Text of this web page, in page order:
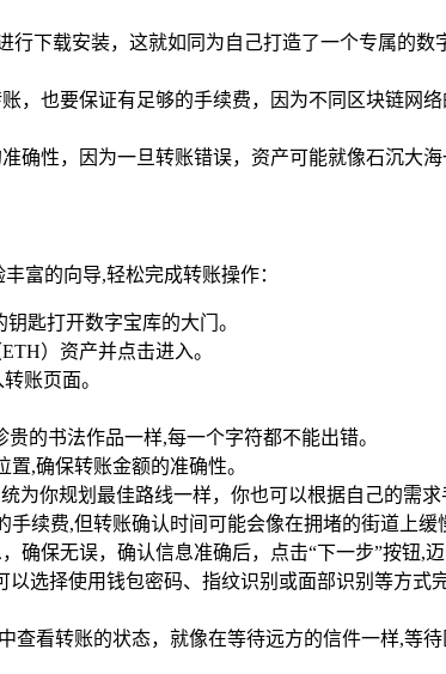
行下载安装，这就如同为自己打造了一个专属的数
，也要保证有足够的手续费，因为不同区块链网
性，因为一旦转账错误，资产可能就像石沉大海
富的向导,轻松完成转账操作：
匙打开数字宝库的大门。
）资产并点击进入。
账页面。
的书法作品一样,每一个字符都不能出错。
,确保转账金额的准确性。
为你规划最佳路线一样，你也可以根据自己的需
续费,但转账确认时间可能会像在拥堵的街道上缓
保无误，确认信息准确后，点击“下一步”按钮,迈
选择使用钱包密码、指纹识别或面部识别等方式
查看转账的状态，就像在等待远方的信件一样,等